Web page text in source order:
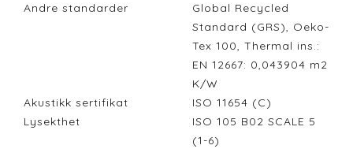
Andre standarder
Global Recycled
Standard (GRS), Oeko-
Tex 100, Thermal ins.:
EN 12667: 0,043904 m2
K/W
Akustikk sertifikat
ISO 11654 (C)
Lysekthet
ISO 105 B02 SCALE 5
(1-6)